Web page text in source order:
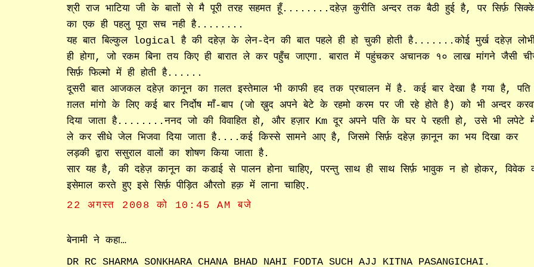
श्री राज भाटिया जी के बातों से मै पूरी तरह सहमत हूँ........दहेज़ कुरीति अन्दर तक बैठी हुई है, पर सिर्फ़
का एक ही पहलु पूरा सच नही है........
यह बात बिल्कुल logical है की दहेज़ के लेन-देन की बात पहले ही हो चुकी होती है.......कोई मुर्ख दहेज़
ही होगा, जो रकम बिना तय किए ही बारात ले कर पहुँच जाएगा. बारात में पहुंचकर अचानक १० लाख मांगने जैसी
सिर्फ़ फिल्मो में ही होती है......
दूसरी बात आजकल दहेज़ कानून का ग़लत इस्तेमाल भी काफी हद तक प्रचालन में है. कई बार देखा है गया है,
ग़लत मांगो के लिए कई बार निर्दोष माँ-बाप (जो ख़ुद अपने बेटे के रहमो करम पर जी रहे होते है) को भी अन्दर
दिया जाता है........ननद जो की विवाहित हो, और हज़ार Km दूर अपने पति के घर पे रहती हो, उसे भी लपेटे
ले कर सीधे जेल भिजवा दिया जाता है....कई किस्से सामने आए है, जिसमे सिर्फ़ दहेज़ क़ानून का भय दिखा कर
लड़की द्वारा ससुराल वालों का शोषण किया जाता है.
सार यह है, की दहेज़ कानून का कडाई से पालन होना चाहिए, परन्तु साथ ही साथ सिर्फ़ भावुक न हो होकर, विवेक
इसेमाल करते हुए इसे सिर्फ़ पीड़ित औरतो हक़ में लाना चाहिए.
22 अगस्त 2008 को 10:45 AM बजे
बेनामी ने कहा…
DR RC SHARMA SONKHARA CHANA BHAD NAHI FODTA SUCH AJJ KITNA PASANGICHAI.